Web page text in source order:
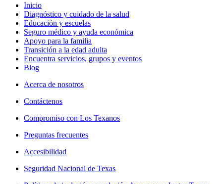
Inicio
Diagnóstico y cuidado de la salud
Educación y escuelas
Seguro médico y ayuda económica
Apoyo para la familia
Transición a la edad adulta
Encuentra servicios, grupos y eventos
Blog
Acerca de nosotros
Contáctenos
Compromiso con Los Texanos
Preguntas frecuentes
Accesibilidad
Seguridad Nacional de Texas